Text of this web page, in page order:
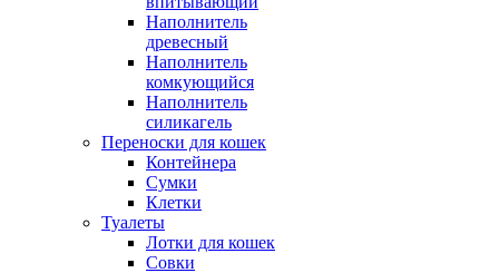
Наполнитель
древесный
Наполнитель
комкующийся
Наполнитель
силикагель
Переноски для кошек
Контейнера
Сумки
Клетки
Туалеты
Лотки для кошек
Совки